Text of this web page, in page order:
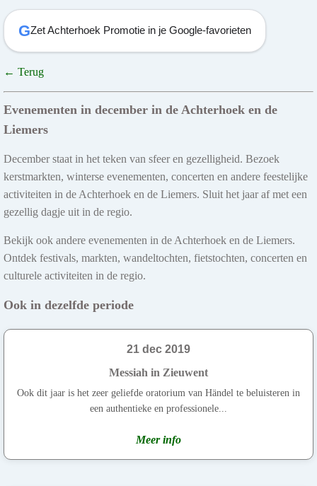
GZet Achterhoek Promotie in je Google-favorieten
← Terug
Evenementen in december in de Achterhoek en de
Liemers
December staat in het teken van sfeer en gezelligheid. Bezoek
kerstmarkten, winterse evenementen, concerten en andere feestelijke
activiteiten in de Achterhoek en de Liemers. Sluit het jaar af met een
gezellig dagje uit in de regio.
Bekijk ook andere evenementen in de Achterhoek en de Liemers.
Ontdek festivals, markten, wandeltochten, fietstochten, concerten en
culturele activiteiten in de regio.
Ook in dezelfde periode
21 dec 2019
Messiah in Zieuwent
Ook dit jaar is het zeer geliefde oratorium van Händel te beluisteren in
een authentieke en professionele...
Meer info